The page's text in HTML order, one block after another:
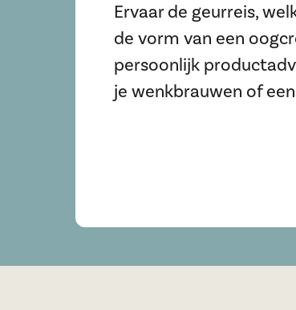
Ervaar de geurreis,
de vorm van een
persoonlijk
je wenkbrauwen of